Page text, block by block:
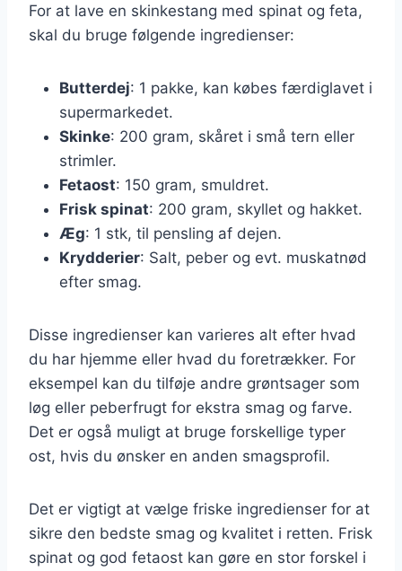
For at lave en skinkestang med spinat og feta,
skal du bruge følgende ingredienser:
Butterdej: 1 pakke, kan købes færdiglavet i
supermarkedet.
Skinke: 200 gram, skåret i små tern eller
strimler.
Fetaost: 150 gram, smuldret.
Frisk spinat: 200 gram, skyllet og hakket.
Æg: 1 stk, til pensling af dejen.
Krydderier: Salt, peber og evt. muskatnød
efter smag.
Disse ingredienser kan varieres alt efter hvad
du har hjemme eller hvad du foretrækker. For
eksempel kan du tilføje andre grøntsager som
løg eller peberfrugt for ekstra smag og farve.
Det er også muligt at bruge forskellige typer
ost, hvis du ønsker en anden smagsprofil.
Det er vigtigt at vælge friske ingredienser for at
sikre den bedste smag og kvalitet i retten. Frisk
spinat og god fetaost kan gøre en stor forskel i